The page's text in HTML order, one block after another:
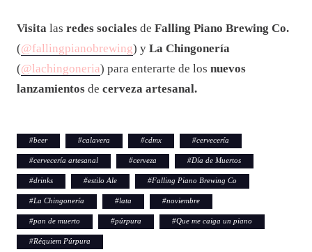
Visita las redes sociales de Falling Piano Brewing Co.
(@fallingpianobrewing) y La Chingonería
(@lachingoneria) para enterarte de los nuevos
lanzamientos de cerveza artesanal.
#beer #calavera #cdmx #cervecería
#cervecería artesanal #cerveza #Día de Muertos
#drinks #estilo Ale #Falling Piano Brewing Co
#La Chingonería #lata #noviembre
#pan de muerto #púrpura #Que me caiga un piano
#Réquiem Púrpura